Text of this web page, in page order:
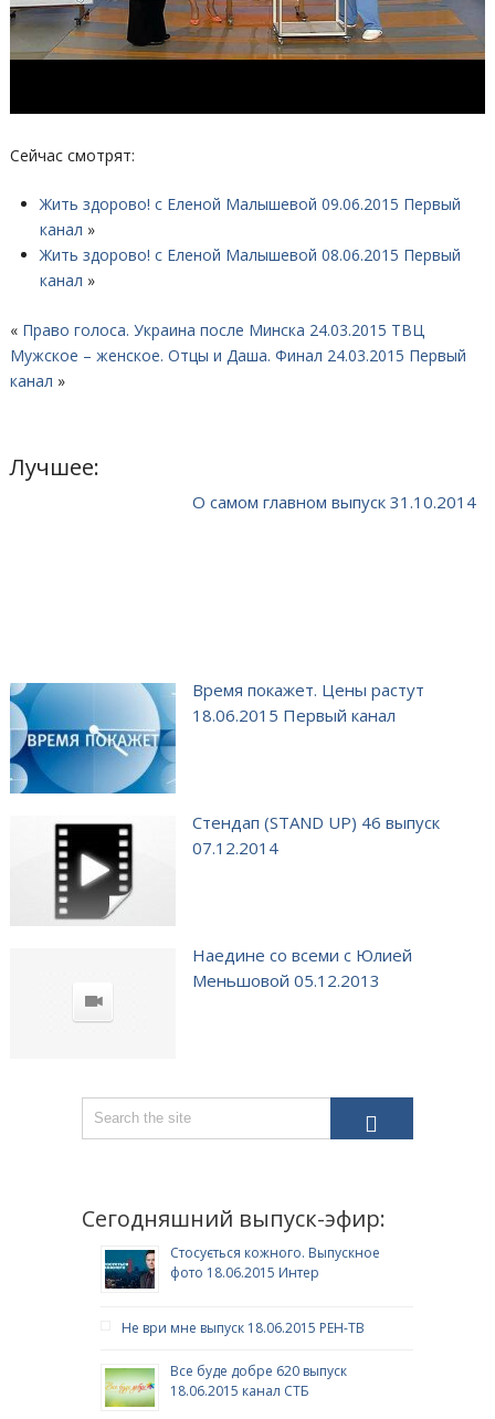
Сейчас смотрят:
Жить здорово! с Еленой Малышевой 09.06.2015 Первый
канал »
Жить здорово! с Еленой Малышевой 08.06.2015 Первый
канал »
« Право голоса. Украина после Минска 24.03.2015 ТВЦ
Мужское – женское. Отцы и Даша. Финал 24.03.2015 Первый
канал »
Лучшее:
О самом главном выпуск 31.10.2014
Время покажет. Цены растут
18.06.2015 Первый канал
Стендап (STAND UP) 46 выпуск
07.12.2014
Наедине со всеми с Юлией
Меньшовой 05.12.2013
Сегодняшний выпуск-эфир:
Стосується кожного. Выпускное
фото 18.06.2015 Интер
Не ври мне выпуск 18.06.2015 РЕН-ТВ
Все буде добре 620 выпуск
18.06.2015 канал СТБ